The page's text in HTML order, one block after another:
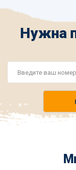
Нужна